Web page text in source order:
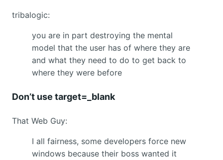
tribalogic:
you are in part destroying the mental
model that the user has of where they are
and what they need to do to get back to
where they were before
Don’t use target=_blank
That Web Guy:
I all fairness, some developers force new
windows because their boss wanted it